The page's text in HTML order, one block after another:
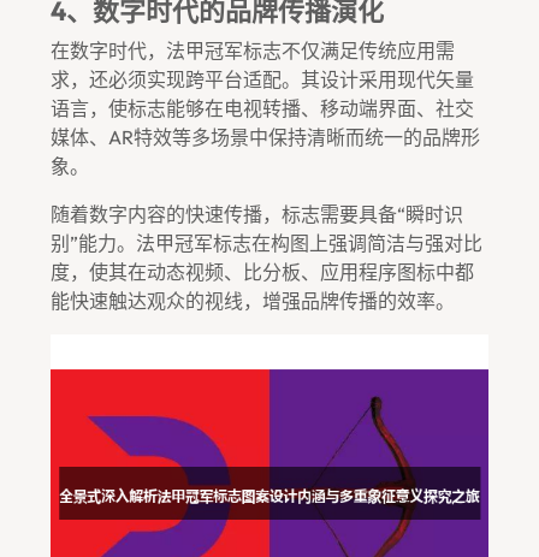
4、数字时代的品牌传播演化
在数字时代，法甲冠军标志不仅满足传统应用需
求，还必须实现跨平台适配。其设计采用现代矢量
语言，使标志能够在电视转播、移动端界面、社交
媒体、AR特效等多场景中保持清晰而统一的品牌形
象。
随着数字内容的快速传播，标志需要具备“瞬时识
别”能力。法甲冠军标志在构图上强调简洁与强对比
度，使其在动态视频、比分板、应用程序图标中都
能快速触达观众的视线，增强品牌传播的效率。